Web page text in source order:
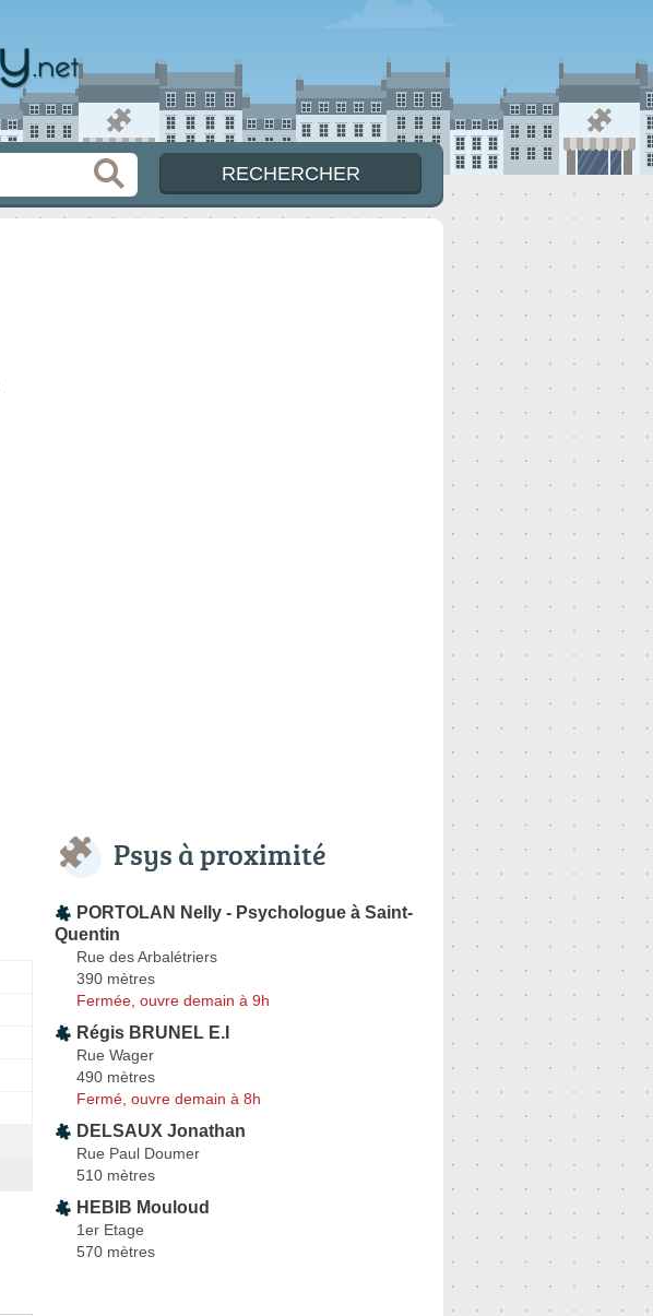
Psys à proximité
PORTOLAN Nelly - Psychologue à Saint-
Quentin
Rue des Arbalétriers
390 mètres
Fermée, ouvre demain à 9h
Régis BRUNEL E.I
Rue Wager
490 mètres
Fermé, ouvre demain à 8h
DELSAUX Jonathan
Rue Paul Doumer
510 mètres
HEBIB Mouloud
1er Etage
570 mètres